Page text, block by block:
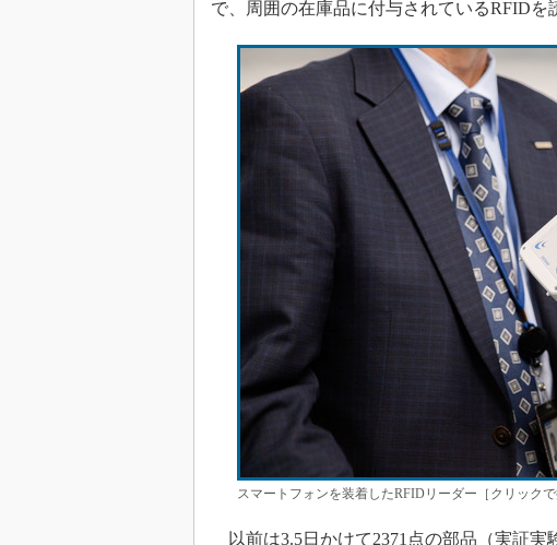
で、周囲の在庫品に付与されているRFIDを
スマートフォンを装着したRFIDリーダー［クリック
以前は3.5日かけて2371点の部品（実証実